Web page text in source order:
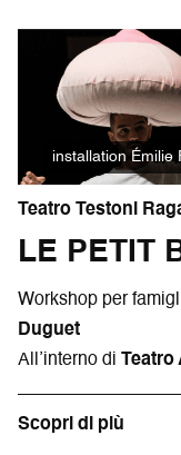
installation Émilie
Teatro Testoni
LE PETIT
Workshop per
Duguet
All’interno di
Scopri di più